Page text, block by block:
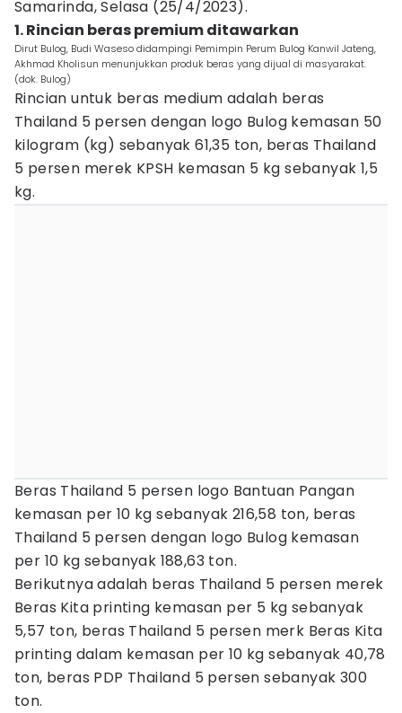
Samarinda, Selasa (25/4/2023).
1. Rincian beras premium ditawarkan
Dirut Bulog, Budi Waseso didampingi Pemimpin Perum Bulog Kanwil Jateng,
Akhmad Kholisun menunjukkan produk beras yang dijual di masyarakat.
(dok. Bulog)
Rincian untuk beras medium adalah beras
Thailand 5 persen dengan logo Bulog kemasan 50
kilogram (kg) sebanyak 61,35 ton, beras Thailand
5 persen merek KPSH kemasan 5 kg sebanyak 1,5
kg.
Beras Thailand 5 persen logo Bantuan Pangan
kemasan per 10 kg sebanyak 216,58 ton, beras
Thailand 5 persen dengan logo Bulog kemasan
per 10 kg sebanyak 188,63 ton.
Berikutnya adalah beras Thailand 5 persen merek
Beras Kita printing kemasan per 5 kg sebanyak
5,57 ton, beras Thailand 5 persen merk Beras Kita
printing dalam kemasan per 10 kg sebanyak 40,78
ton, beras PDP Thailand 5 persen sebanyak 300
ton.